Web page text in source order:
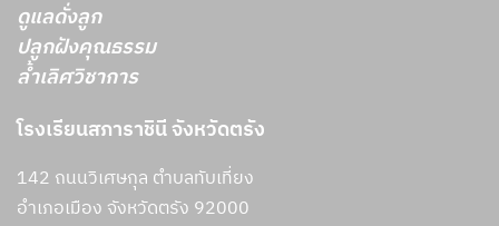
ดูแลดั่งลูก
ปลูกฝังคุณธรรม
ล้ำเลิศวิชาการ
โรงเรียนสภาราชินี จังหวัดตรัง
142 ถนนวิเศษกุล ตำบลทับเที่ยง
อำเภอเมือง จังหวัดตรัง 92000